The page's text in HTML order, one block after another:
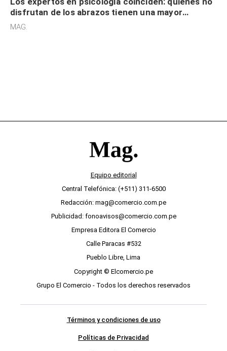
disfrutan de los abrazos tienen una mayor
sensibilidad a los estímulos físicos y no es por
MAG.
Equipo editorial
Central Telefónica: (+511) 311-6500
Redacción: mag@comercio.com.pe
Publicidad: fonoavisos@comercio.com.pe
Empresa Editora El Comercio
Calle Paracas #532
Pueblo Libre, Lima
Copyright © Elcomercio.pe
Grupo El Comercio - Todos los derechos reservados
Términos y condiciones de uso
Políticas de Privacidad